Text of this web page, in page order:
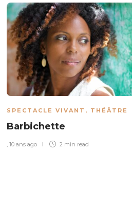
SPECTACLE VIVANT , THÉÂTRE
Barbichette
10 ans ago 2 min read